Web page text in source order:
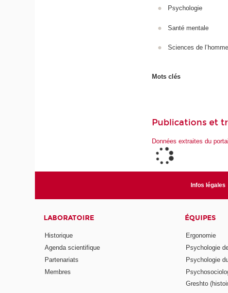
Psychologie
Santé mentale
Sciences de
Mots clés
Publications et
Données extraites du
Infos légales
LABORATOIRE
Historique
Agenda scientifique
Partenariats
Membres
ÉQUIPES
Ergonomie
Psychologie
Psychologie
Greshto